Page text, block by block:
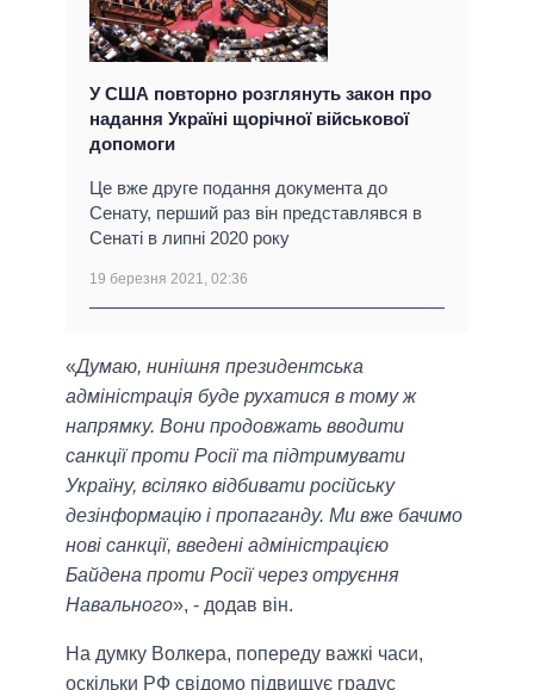
У США повторно розглянуть закон про
надання Україні щорічної військової
допомоги
Це вже друге подання документа до
Сенату, перший раз він представлявся в
Сенаті в липні 2020 року
19 березня 2021, 02:36
«Думаю, нинішня президентська
адміністрація буде рухатися в тому ж
напрямку. Вони продовжать вводити
санкції проти Росії та підтримувати
Україну, всіляко відбивати російську
дезінформацію і пропаганду. Ми вже бачимо
нові санкції, введені адміністрацією
Байдена проти Росії через отруєння
Навального», - додав він.
На думку Волкера, попереду важкі часи,
оскільки РФ свідомо підвищує градус